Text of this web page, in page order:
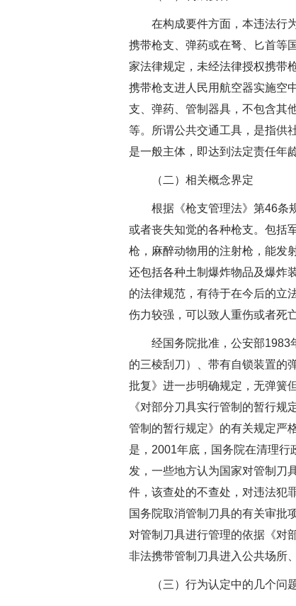
在构成要件方面，本违法行为
携带枪支、弹药或在弩、匕首等
家法律规定，未经法律授权携带
携带枪支进人民用航空器实施空
支、弹药、管制器具，不包含其
等。所谓公共交通工具，是指供
是一般主体，即达到法定责任年
（二）相关概念界定
根据《枪支管理法》第46条规
或者丧失知觉的各种枪支。包括
枪，麻醉动物用的注射枪，能发
还包括各种土制爆炸物品及爆炸
的法律规范，有待于在今后的立
伤力较强，可以致人重伤或者死亡
经国务院批准，公安部1983年
的三棱刮刀）、带有自锁装置的
批复》进一步明确规定，无弹簧
《对部分刀具实行管制的暂行
管制的暂行规定》的有关规定严
是，2001年底，国务院在清理
发，一些地方认为国家对管制刀
件，该查处的不查处，对违法犯
国务院取消管制刀具的有关审批
对管制刀具进行管理的依据《对
非法携带管制刀具进入公共场所
（三）行为认定中的几个问